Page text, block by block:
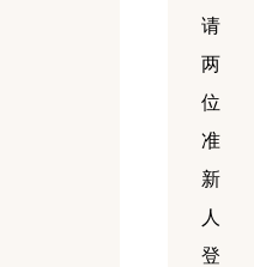
请
两
位
准
新
人
登